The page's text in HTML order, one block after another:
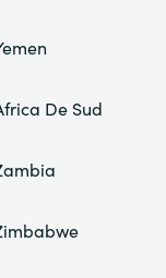
De Sud